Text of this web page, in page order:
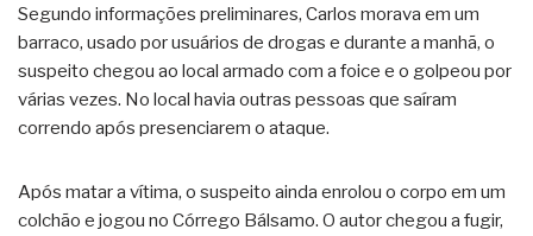
Segundo informações preliminares, Carlos morava em um
barraco, usado por usuários de drogas e durante a manhã, o
suspeito chegou ao local armado com a foice e o golpeou por
várias vezes. No local havia outras pessoas que saíram
correndo após presenciarem o ataque.
Após matar a vítima, o suspeito ainda enrolou o corpo em um
colchão e jogou no Córrego Bálsamo. O autor chegou a fugir,